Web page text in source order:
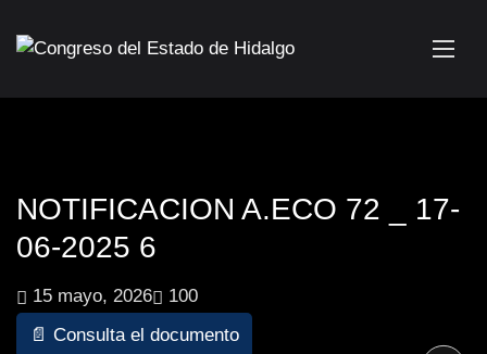
NOTIFICACION A.ECO 72 _ 17-
06-2025 6
15 mayo, 2026
100
📄 Consulta el documento